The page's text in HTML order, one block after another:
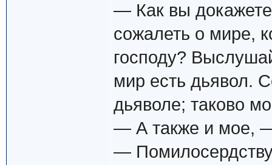
— Как вы
сожалеть о мире,
господу?
мир есть дьявол.
дьяволе; таково
— А также и мое,
—